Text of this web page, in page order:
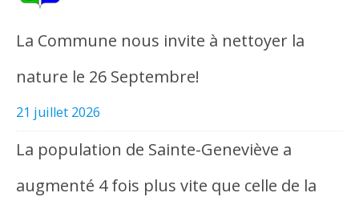
La Commune nous invite à nettoyer la
nature le 26 Septembre!
21 juillet 2026
La population de Sainte-Geneviève a
augmenté 4 fois plus vite que celle de la